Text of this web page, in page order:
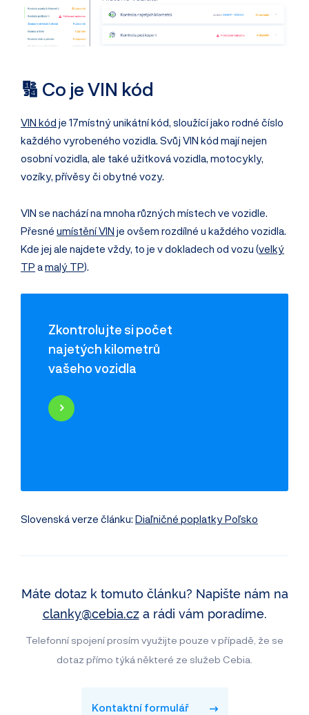
🔢 Co je VIN kód
VIN kód je 17místný unikátní kód, sloužící jako rodné číslo
každého vyrobeného vozidla. Svůj VIN kód mají nejen
osobní vozidla, ale také užitková vozidla, motocykly,
vozíky, přívěsy či obytné vozy.
VIN se nachází na mnoha různých místech ve vozidle.
Přesné umístění VIN je ovšem rozdílné u každého vozidla.
Kde jej ale najdete vždy, to je v dokladech od vozu (velký
TP amalý TP).
Zkontrolujte si počet
najetých kilometrů
vašeho vozidla
Najeté kilometry
Slovenská verze článku: Diaľničné poplatky Poľsko
Máte dotaz k tomuto článku? Napište nám na
clanky@cebia.cza rádi vám poradíme.
Telefonní spojení prosím využijte pouze v případě, že se
dotaz přímo týká některé ze služeb Cebia.
Kontaktní formulář